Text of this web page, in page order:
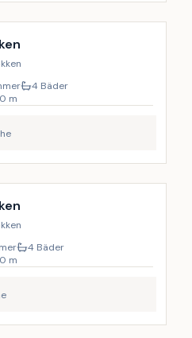
4 Bäder
m
4 Bäder
m